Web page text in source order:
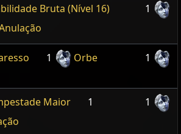
Bruta (Nível 16)
1
1
Orbe
1
Maior
1
1